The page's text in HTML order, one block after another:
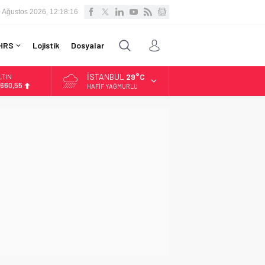
Ağustos 2026, 12:18:17
Lojistik Dosyalar
İSTANBUL 29°C
HAFIF YAĞMURLU